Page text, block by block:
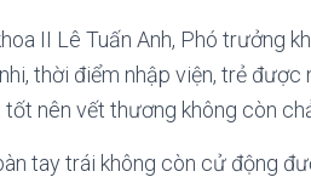
II Lê Tuấn Anh, Phó trưởng
thời điểm nhập viện, trẻ
nên vết thương không còn
tay trái không còn cử động